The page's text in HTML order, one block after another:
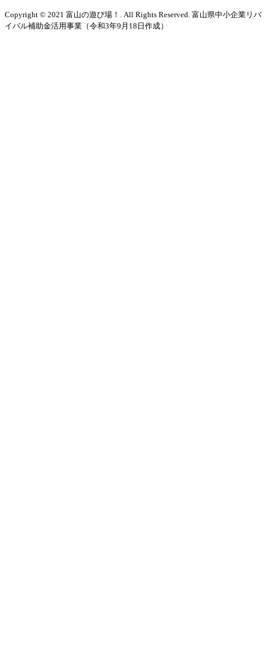
Copyright © 2021 富山の遊び場！. All Rights Reserved. 富山県中小企業リバ
イバル補助金活用事業（令和3年9月18日作成）